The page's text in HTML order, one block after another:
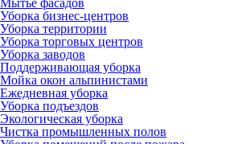
Уборка бизнес-центров
Уборка территории
Уборка торговых центров
Уборка заводов
Поддерживающая уборка
Мойка окон альпинистами
Ежедневная уборка
Уборка подъездов
Экологическая уборка
Чистка промышленных полов